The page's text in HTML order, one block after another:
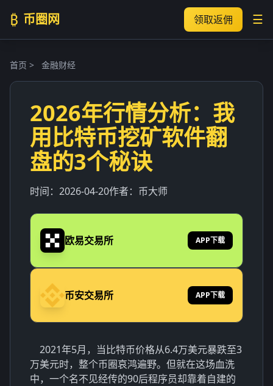
₿ 币圈网 领取返佣 ☰
首页 > 金融财经
2026年行情分析：我
用比特币挖矿软件翻
盘的3个秘诀
时间： 2026-04-20作者： 币大师
欧易交易所 APP下载
币安交易所 APP下载
2021年5月，当比特币价格从6.4万美元暴跌至3
万美元时，整个币圈哀鸿遍野。但就在这场血洗
中，一个名不见经传的90后程序员却靠着自建的